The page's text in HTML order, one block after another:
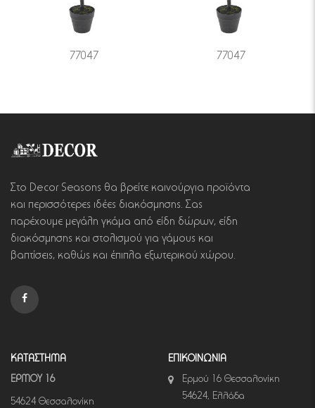
77047 77047
Στο Decor Seasons θα βρείτε καινούργια προϊόντα
και περισσότερες ιδέες διακόσμησης. Σας
παρέχουμε μεγάλη γκάμα από είδη δώρων, είδη
διακόσμησης και στολισμού για γάμους και
βαπτίσεις, καθώς και έπιπλα εξωτερικού χώρου.
ΚΑΤΑΣΤΗΜΑ
ΕΡΜΟΥ 16
54624 Θεσσαλονίκη
ΕΠΙΚΟΙΝΩΝΙΑ
Ερμού 16 Θεσσαλονίκη
54624, Ελλάδα